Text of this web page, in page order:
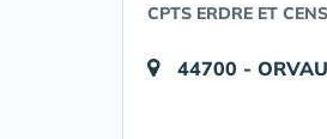
CPTS ERDRE ET CENS
44700 -